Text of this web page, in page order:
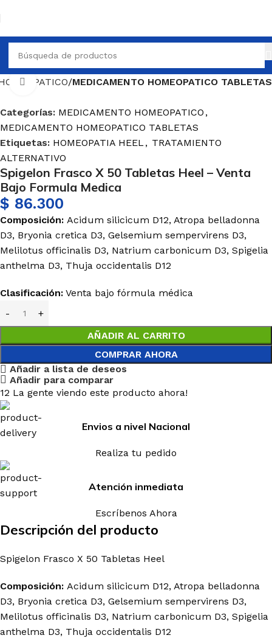
MEDICAMENTO HOMEOPATICO TABLETAS
Haga Click para agrandar
Categorías: MEDICAMENTO HOMEOPATICO ,
MEDICAMENTO HOMEOPATICO TABLETAS
Etiquetas: HOMEOPATIA HEEL , TRATAMIENTO
ALTERNATIVO
Spigelon Frasco X 50 Tabletas Heel – Venta
Bajo Formula Medica
$ 86.300
Composición: Acidum silicicum D12, Atropa belladonna
D3, Bryonia cretica D3, Gelsemium sempervirens D3,
Melilotus officinalis D3, Natrium carbonicum D3, Spigelia
anthelma D3, Thuja occidentalis D12
Clasificación: Venta bajo fórmula médica
AÑADIR AL CARRITO
COMPRAR AHORA
Añadir a lista de deseos
Añadir para comparar
12 La gente viendo este producto ahora!
Envios a nivel Nacional
Realiza tu pedido
Atención inmediata
Escríbenos Ahora
Descripción del producto
Spigelon Frasco X 50 Tabletas Heel
Composición: Acidum silicicum D12, Atropa belladonna
D3, Bryonia cretica D3, Gelsemium sempervirens D3,
Melilotus officinalis D3, Natrium carbonicum D3, Spigelia
anthelma D3, Thuja occidentalis D12